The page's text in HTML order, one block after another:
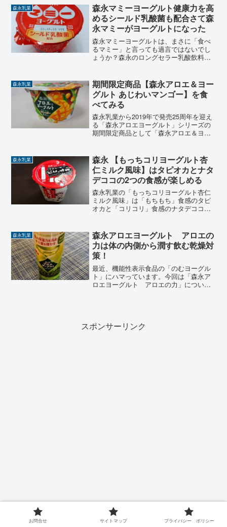
ある。今回は「いちご」についてのレビ
ュー記事です。
森永乳業
森永マミーヨーグルト健康力を高
めるシールド乳酸菌も配合さて森
永マミーがヨーグルトになった
森永マミーヨーグルトは、まさに「食べ
るマミー」と言っても過言ではないでし
ょうか？森永のロングセラー乳酸飲料
じの「森永マミーヨーグルト」です。さ
らに、「シールド乳酸菌」も配合され、
昔懐かしい味に体調管理サポートにぴっ
たりなヨーグルトです。
森永乳業
期間限定商品【森永アロエ＆ヨー
グルト あじわいマンゴー】を食
べてみる
森永乳業から2019年で発売25周年を迎え
る「森永アロエヨーグルト」シリーズの
期間限定商品として「森永アロエ＆ヨー
風味と一緒に、あじわい深く濃厚なマン
ゴー果肉とぷるっとしたアロエ果肉がア
クセントになり、食感が楽しめるヨーグ
ルト
森永乳業
森永 【もっちコリヨーグルト杏
仁ミルク風味】はタピオカとナタ
デココの2つの食感が楽しめる
森永乳業の「もっちコリヨーグルト杏仁
ミルク風味」は「もちもち」食感のタピ
オカと「コリコリ」食感のナタデココこ
「杏仁ミルク風味」といった新感覚のヨ
ーグルトです。さらに内...
森永乳業
森永アロエヨーグルト アロエの
力は体の内側から潤す飲む乾燥対
策！
最近、機能性表示食品の「のむヨーグル
ト」にハマっています。今回は「森永ア
ロエヨーグルト アロエの力」について
スポンサーリンク
お問合せ サイトマップ プライバシー ポリシー